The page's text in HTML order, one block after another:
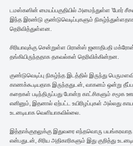
டமஸ்கஸின் மையப்பகுதியில் அமைந்துள்ள 'போர்
இந்த இரண்டு குண்டுவெடிப்புகளும்
தெரிவித்துள்ளன.
சிரியாவுக்கு சென்றுள்ள பிரான்ஸ் ஜனாதிபதி
தங்கியிருந்ததாக தகவல்கள் தெரிவிக்கின்றன.
குண்டுவெடிப்பு நிகழ்ந்த இடத்தில் இருந்து
காணக்கூடியதாக இருந்ததுடன், வாகனம் ஒன்று
கறைகள் படிந்திருப்பது போன்ற காட்சிகளும் சமூக
எனினும், இதனால் ஏற்பட்ட உயிரிழப்புகள் அல்லது
உடனடியாக வெளியாகவில்லை.
இத்தாக்குதலுக்கு இதுவரை எந்தவொரு
என்பதுடன், சிரிய அதிகாரிகளும் இது குறித்து